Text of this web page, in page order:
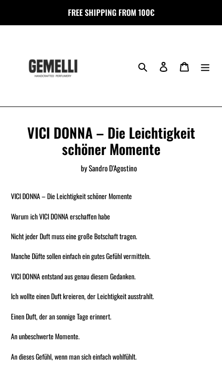
content
FREE SHIPPING FROM 100€
Search Log in
VICI DONNA – Die Leichtigkeit
schöner Momente
by Sandro D'Agostino
VICI DONNA – Die Leichtigkeit schöner Momente
Warum ich VICI DONNA erschaffen habe
Nicht jeder Duft muss eine große Botschaft tragen.
Manche Düfte sollen einfach ein gutes Gefühl vermitteln.
VICI DONNA entstand aus genau diesem Gedanken.
Ich wollte einen Duft kreieren, der Leichtigkeit ausstrahlt.
Einen Duft, der an sonnige Tage erinnert.
An unbeschwerte Momente.
An dieses Gefühl, wenn man sich einfach wohlfühlt.